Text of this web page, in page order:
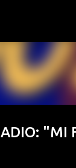
"MI